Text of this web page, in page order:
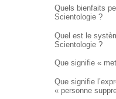
Quels bienfaits
Scientologie ?
Quel est le
Scientologie ?
Que signifie «
Que signifie
« personne